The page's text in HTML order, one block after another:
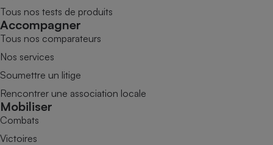
Tous nos tests de produits
Accompagner
Tous nos comparateurs
Nos services
Soumettre un litige
Rencontrer une association locale
Mobiliser
Combats
Victoires